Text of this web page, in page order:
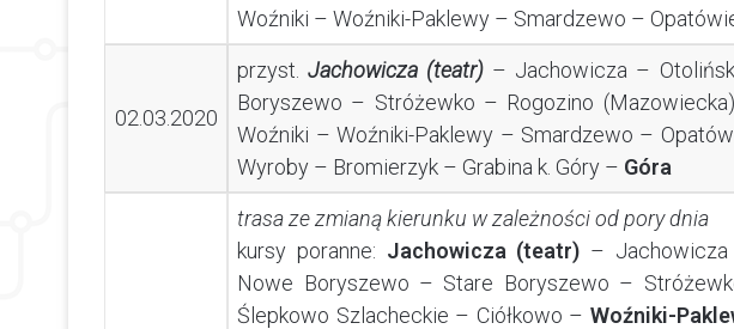
Woźniki – Woźniki-Paklewy – Smardzewo –
02.03.2020
przyst.Jachowicza (teatr) – Jachowicza –
Boryszewo – Stróżewko – Rogozino
Woźniki – Woźniki-Paklewy – Smardzewo –
Wyroby – Bromierzyk – Grabina k. Góry – Góra
trasa ze zmianą kierunku w zależności od pory dnia
kursy poranne: Jachowicza (teatr) –
Nowe Boryszewo – Stare Boryszewo –
Ślepkowo Szlacheckie – Ciółkowo – Woźniki-